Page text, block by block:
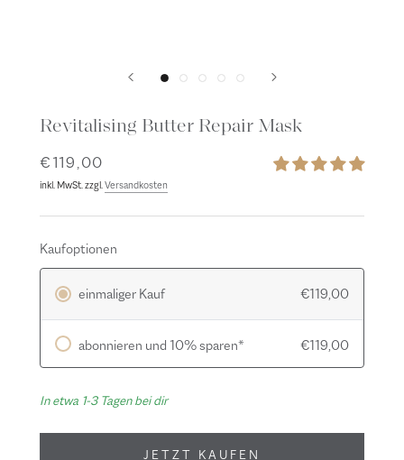
Revitalising Butter Repair Mask
€119,00
inkl. MwSt. zzgl. Versandkosten
Kaufoptionen
einmaliger Kauf €119,00
abonnieren und 10% sparen* €119,00
In etwa 1-3 Tagen bei dir
JETZT KAUFEN